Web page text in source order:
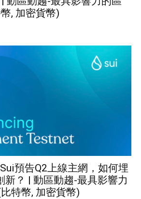
, 加密貨幣)
預告Q2上線主網，如何埋
新？ | 動區動趨-最具影響力
特幣, 加密貨幣)